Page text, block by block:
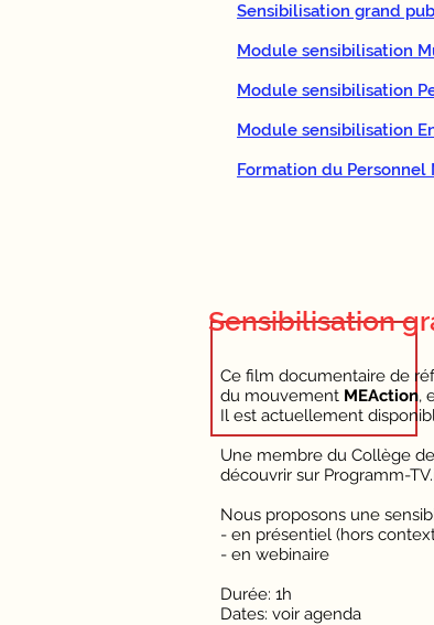
Sensibilisation grand
Module sensibilisation
Module sensibilisation
Module sensibilisation
Formation du Personnel
Sensibilisation
Ce film documentaire de
du mouvement MEAction,
Il est actuellement
Une membre du Collège de
découvrir sur Programm-
Nous proposons une
- en présentiel (hors
- en webinaire
Durée: 1h
Dates: voir agenda